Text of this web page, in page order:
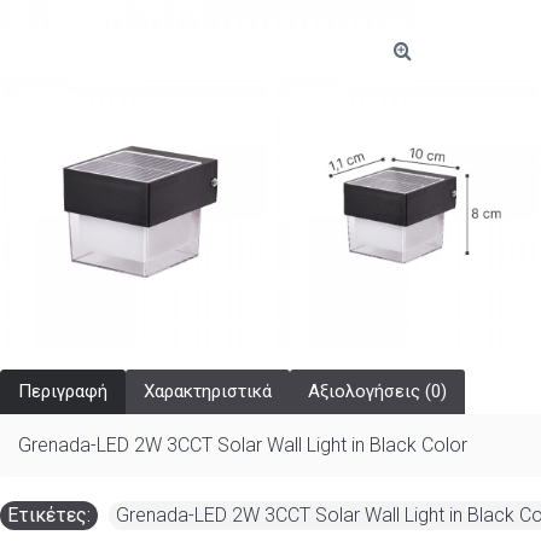
Περιγραφή Χαρακτηριστικά Αξιολογήσεις (0)
Grenada-LED 2W 3CCT Solar Wall Light in Black Color
Ετικέτες: Grenada-LED 2W 3CCT Solar Wall Light in Black